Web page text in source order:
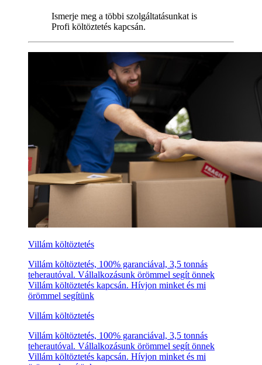
Ismerje meg a többi szolgáltatásunkat is
Profi költöztetés kapcsán.
Villám költöztetés
Villám költöztetés, 100% garanciával, 3,5 tonnás
teherautóval. Vállalkozásunk örömmel segít önnek
Villám költöztetés kapcsán. Hívjon minket és mi
örömmel segítünk
Villám költöztetés
Villám költöztetés, 100% garanciával, 3,5 tonnás
teherautóval. Vállalkozásunk örömmel segít önnek
Villám költöztetés kapcsán. Hívjon minket és mi